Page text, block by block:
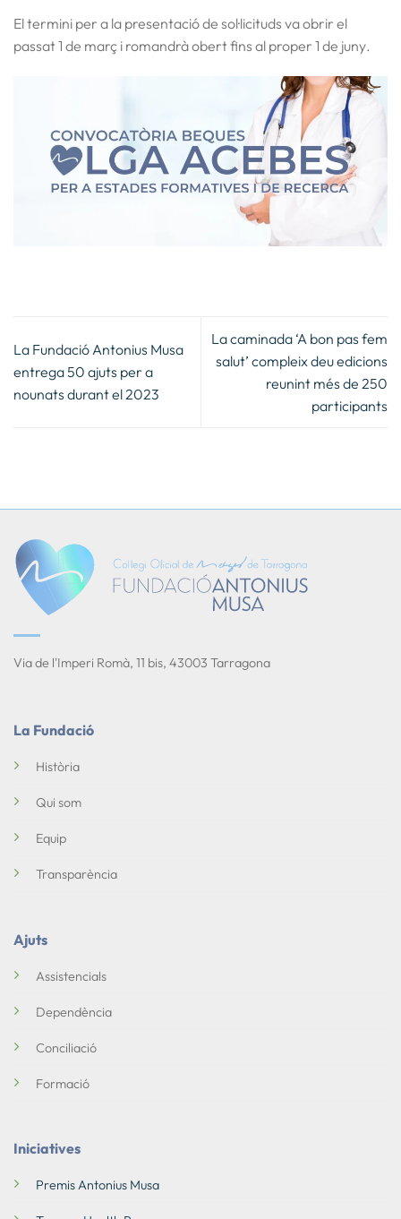
El termini per a la presentació de sol·licituds va obrir el
passat 1 de març i romandrà obert fins al proper 1 de juny.
La Fundació Antonius Musa
entrega 50 ajuts per a
nounats durant el 2023
La caminada ‘A bon pas fem
salut’ compleix deu edicions
reunint més de 250
participants
Via de l'Imperi Romà, 11 bis, 43003 Tarragona
La Fundació
Història
Qui som
Equip
Transparència
Ajuts
Assistencials
Dependència
Conciliació
Formació
Iniciatives
Premis Antonius Musa